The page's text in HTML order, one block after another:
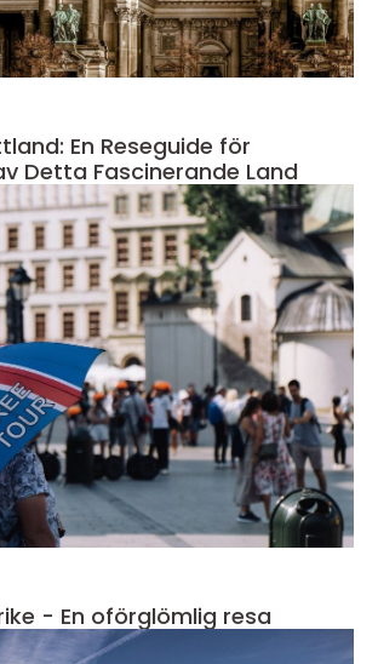
En Reseguide för
Detta Fascinerande Land
- En oförglömlig resa